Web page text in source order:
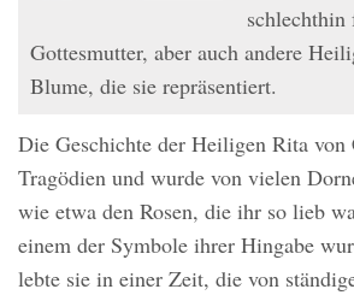
Gottesmutter, aber auch andere
Blume, die sie repräsentiert.
Die Geschichte der Heiligen Rita von
Tragödien und wurde von vielen
wie etwa den Rosen, die ihr so lieb
einem der Symbole ihrer Hingabe
lebte sie in einer Zeit, die von